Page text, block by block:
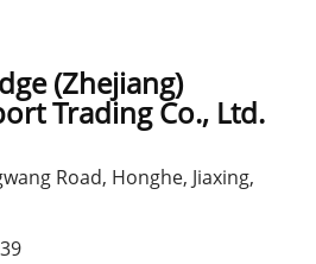
(Zhejiang)
Trading Co., Ltd.
Road, Honghe, Jiaxing,